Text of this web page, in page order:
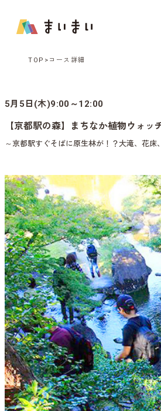
TOP コース詳細
5月5日(木)9:00～12:00
【京都駅の森】まちなか植物ウォ
～京都駅すぐそばに原生林が！？大滝、花床